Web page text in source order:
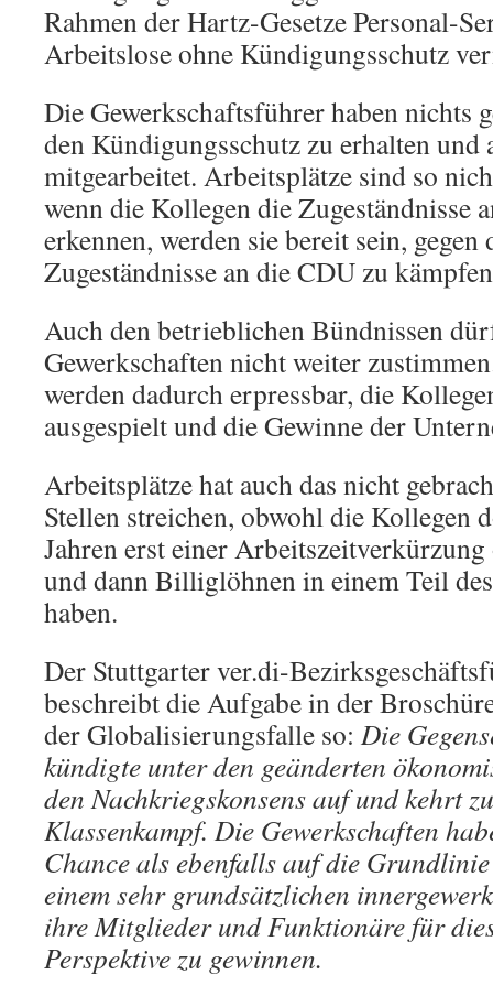
Rahmen der Hartz-Gesetze Personal-
Arbeitslose ohne Kündigungsschutz
Die Gewerkschaftsführer haben nichts
den Kündigungsschutz zu erhalten und
mitgearbeitet. Arbeitsplätze sind so
wenn die Kollegen die Zugeständnisse
erkennen, werden sie bereit sein, gegen
Zugeständnisse an die CDU zu
Auch den betrieblichen Bündnissen
Gewerkschaften nicht weiter
werden dadurch erpressbar, die
ausgespielt und die Gewinne der
Arbeitsplätze hat auch das nicht
Stellen streichen, obwohl die Kollegen
Jahren erst einer
und dann Billiglöhnen in einem Teil
haben.
Der Stuttgarter ver.di-
beschreibt die Aufgabe in der
der Globalisierungsfalle so: Die
kündigte unter den geänderten
den Nachkriegskonsens auf und kehrt
Klassenkampf. Die Gewerkschaften
Chance als ebenfalls auf die
einem sehr grundsätzlichen
ihre Mitglieder und Funktionäre für
Perspektive zu gewinnen.